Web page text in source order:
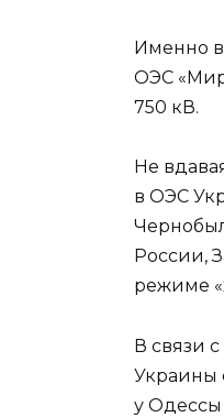
Именно
ОЭС
750 кВ.
Не
в ОЭС
России,
режиме
В связи
Украины
у Одессы